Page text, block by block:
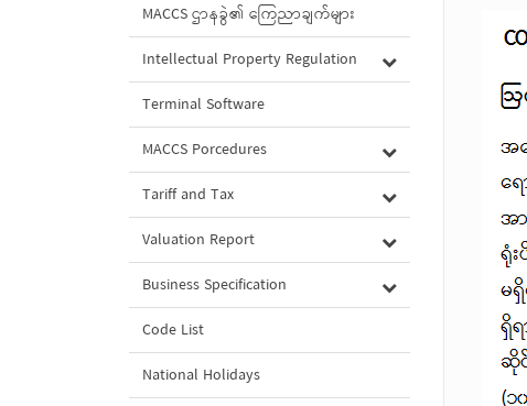
MACCS ဌာနခွဲ၏ ကြေညာချက်များ
Intellectual Property Regulation
Terminal Software
MACCS Porcedures
Tariff and Tax
Valuation Report
Business Specification
Code List
National Holidays